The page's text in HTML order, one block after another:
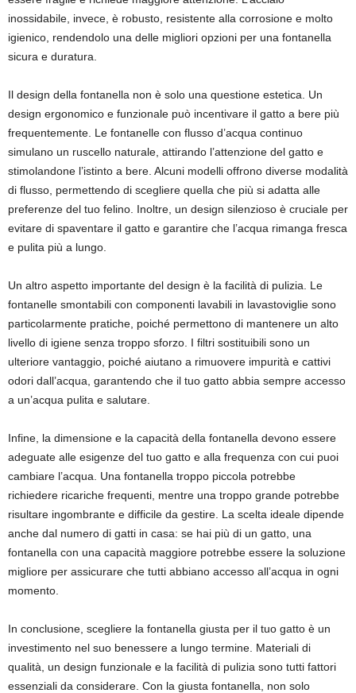
inossidabile, invece, è robusto, resistente alla corrosione e molto
igienico, rendendolo una delle migliori opzioni per una fontanella
sicura e duratura.
Il design della fontanella non è solo una questione estetica. Un
design ergonomico e funzionale può incentivare il gatto a bere più
frequentemente. Le fontanelle con flusso d’acqua continuo
simulano un ruscello naturale, attirando l’attenzione del gatto e
stimolandone l’istinto a bere. Alcuni modelli offrono diverse modalità
di flusso, permettendo di scegliere quella che più si adatta alle
preferenze del tuo felino. Inoltre, un design silenzioso è cruciale per
evitare di spaventare il gatto e garantire che l’acqua rimanga fresca
e pulita più a lungo.
Un altro aspetto importante del design è la facilità di pulizia. Le
fontanelle smontabili con componenti lavabili in lavastoviglie sono
particolarmente pratiche, poiché permettono di mantenere un alto
livello di igiene senza troppo sforzo. I filtri sostituibili sono un
ulteriore vantaggio, poiché aiutano a rimuovere impurità e cattivi
odori dall’acqua, garantendo che il tuo gatto abbia sempre accesso
a un’acqua pulita e salutare.
Infine, la dimensione e la capacità della fontanella devono essere
adeguate alle esigenze del tuo gatto e alla frequenza con cui puoi
cambiare l’acqua. Una fontanella troppo piccola potrebbe
richiedere ricariche frequenti, mentre una troppo grande potrebbe
risultare ingombrante e difficile da gestire. La scelta ideale dipende
anche dal numero di gatti in casa: se hai più di un gatto, una
fontanella con una capacità maggiore potrebbe essere la soluzione
migliore per assicurare che tutti abbiano accesso all’acqua in ogni
momento.
In conclusione, scegliere la fontanella giusta per il tuo gatto è un
investimento nel suo benessere a lungo termine. Materiali di
qualità, un design funzionale e la facilità di pulizia sono tutti fattori
essenziali da considerare. Con la giusta fontanella, non solo